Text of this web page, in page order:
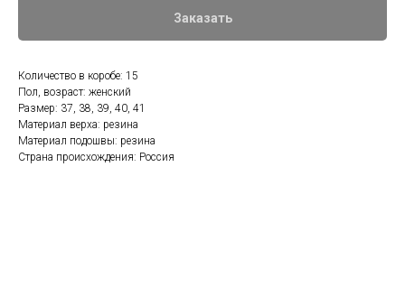
Заказать
Количество в коробе: 15
Пол, возраст: женский
Размер: 37, 38, 39, 40, 41
Материал верха: резина
Материал подошвы: резина
Страна происхождения: Россия